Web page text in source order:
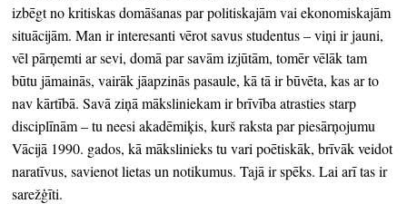
izbēgt no kritiskas domāšanas par politiskajām vai ekonomiskajām
situācijām. Man ir interesanti vērot savus studentus – viņi ir jauni,
vēl pārņemti ar sevi, domā par savām izjūtām, tomēr vēlāk tam
būtu jāmainās, vairāk jāapzinās pasaule, kā tā ir būvēta, kas ar to
nav kārtībā. Savā ziņā māksliniekam ir brīvība atrasties starp
disciplīnām – tu neesi akadēmiķis, kurš raksta par piesārņojumu
Vācijā 1990. gados, kā mākslinieks tu vari poētiskāk, brīvāk veidot
naratīvus, savienot lietas un notikumus. Tajā ir spēks. Lai arī tas ir
sarežģīti.